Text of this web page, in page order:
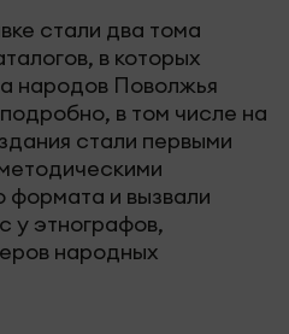
стали два тома
в которых
народов Поволжья
в том числе на
стали первыми
формата и вызвали
у этнографов,
народных